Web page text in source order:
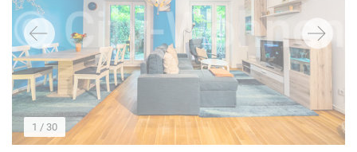
1 / 30